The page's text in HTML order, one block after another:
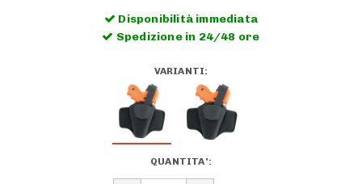
Disponibilità immediata
Spedizione in 24/48 ore
VARIANTI:
QUANTITA':